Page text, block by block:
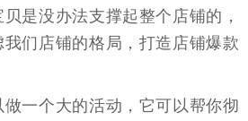
是没办法支撑起整个店铺的，
们店铺的格局，打造店铺爆款
一个大的活动，它可以帮你彻